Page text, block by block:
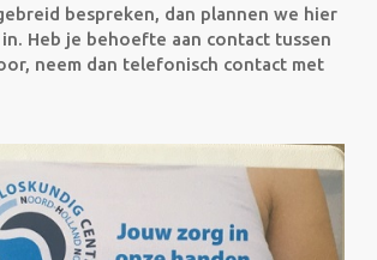
bespreken, dan plannen we hier
Heb je behoefte aan contact tussen
neem dan telefonisch contact met